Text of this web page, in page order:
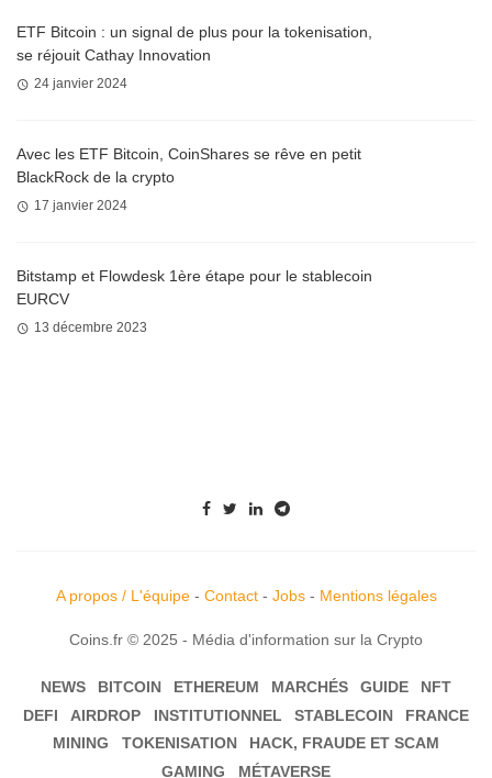
ETF Bitcoin : un signal de plus pour la tokenisation,
se réjouit Cathay Innovation
24 janvier 2024
Avec les ETF Bitcoin, CoinShares se rêve en petit
BlackRock de la crypto
17 janvier 2024
Bitstamp et Flowdesk 1ère étape pour le stablecoin
EURCV
13 décembre 2023
A propos / L'équipe- Contact- Jobs- Mentions légales
Coins.fr © 2025 - Média d'information sur la Crypto
NEWS BITCOIN ETHEREUM MARCHÉS GUIDE
NFT
DEFI
AIRDROP INSTITUTIONNEL STABLECOIN
FRANCE
MINING
TOKENISATION
HACK, FRAUDE ET SCAM
GAMING
MÉTAVERSE